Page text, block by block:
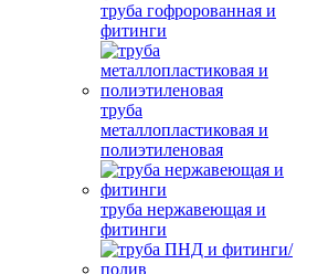
труба гофророванная и
фитинги
труба
металлопластиковая и
полиэтиленовая
труба нержавеющая и
фитинги